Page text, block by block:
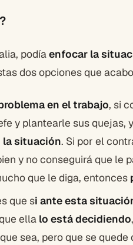
podíaenfocar la
dos opciones que
en el trabajo, si
y plantearle sus quejas, y
la situación. Si por el
y no conseguirá que le
que le diga, entonces
que si ante esta
ella lo está decidiendo
sea, pero que se